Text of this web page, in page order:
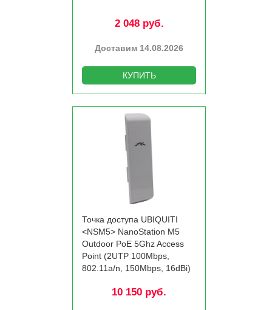
2 048 руб.
Доставим 14.08.2026
КУПИТЬ
Точка доступа UBIQUITI
<NSM5> NanoStation M5
Outdoor PoE 5Ghz Access
Point (2UTP 100Mbps,
802.11a/­n, 150Mbps, 16dBi)
10 150 руб.